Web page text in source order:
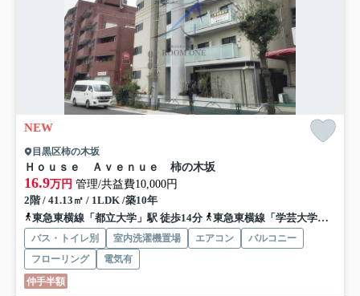
NEW
目黒区柿の木坂
Ｈｏｕｓｅ Ａｖｅｎｕｅ 柿の木坂
16.9万円 管理/共益費10,000円
2階 / 41.13㎡ / 1LDK /築10年
東急東横線「都立大学」駅 徒歩14分
東急東横線「学芸大学」駅 徒歩15分
バス・トイレ別 室内洗濯機置場 エアコン
バルコニー
フローリング
電気有
仲手半額